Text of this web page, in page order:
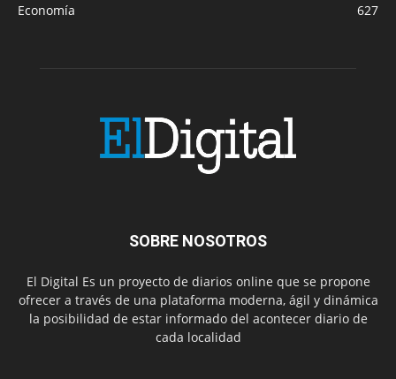
Economía
627
SOBRE NOSOTROS
El Digital Es un proyecto de diarios online que se propone
ofrecer a través de una plataforma moderna, ágil y dinámica
la posibilidad de estar informado del acontecer diario de
cada localidad